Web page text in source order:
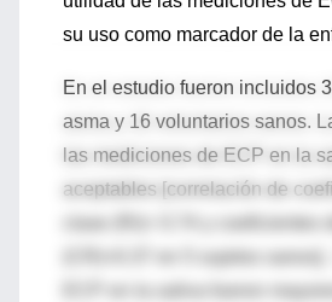
su uso como marcador de la
En el estudio fueron incluidos
asma y 16 voluntarios sanos.
las mediciones de ECP en la
aceptables [correlación de
ECP en la saliva fueron